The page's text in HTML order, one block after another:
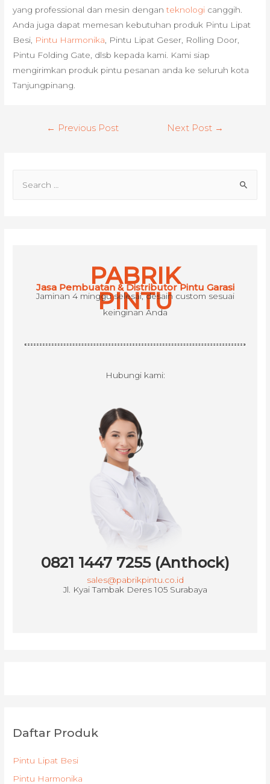
yang professional dan mesin denganteknologi canggih.
Anda juga dapat memesan kebutuhan produk Pintu Lipat
Besi, Pintu Harmonika , Pintu Lipat Geser, Rolling Door,
Pintu Folding Gate, dlsb kepada kami. Kami siap
mengirimkan produk pintu pesanan anda ke seluruh kota
Tanjungpinang.
← Previous Post Next Post →
PABRIK
PINTU
Jasa Pembuatan & Distributor Pintu Garasi
Jaminan 4 minggu selesai, desain custom sesuai
keinginan Anda
Hubungi kami:
0821 1447 7255 (Anthock)
sales@pabrikpintu.co.id
Jl. Kyai Tambak Deres 105 Surabaya
Daftar Produk
Pintu Lipat Besi
Pintu Harmonika